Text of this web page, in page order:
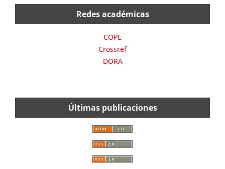
Redes académicas
COPE
Crossref
DORA
Últimas publicaciones